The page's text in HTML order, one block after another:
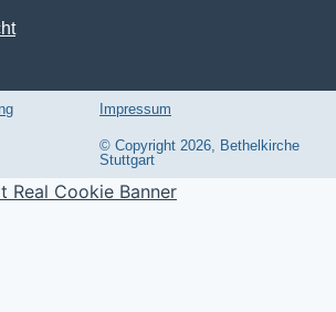
Impressum
© Copyright 2026, Bethelkirche
Stuttgart
Real Cookie Banner